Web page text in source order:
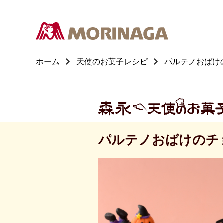
ホーム 天使のお菓子レシピ パルテノおばけ
パルテノおばけの